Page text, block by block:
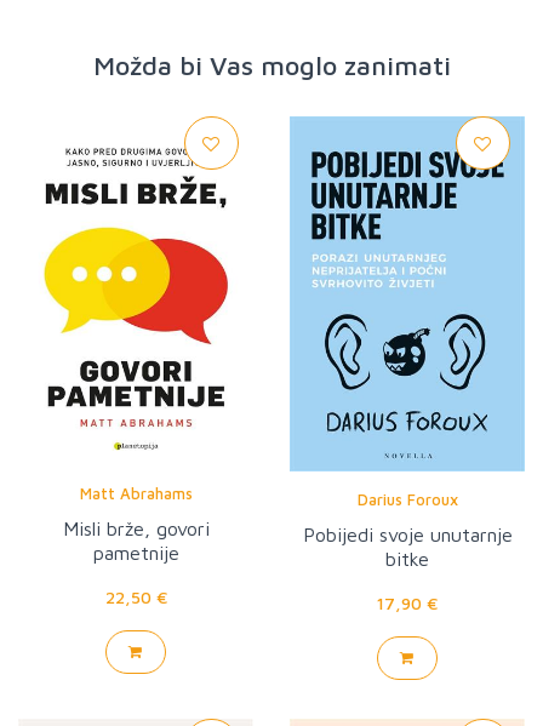
Možda bi Vas moglo zanimati
Matt Abrahams
Misli brže, govori
pametnije
22,50 €
Darius Foroux
Pobijedi svoje unutarnje
bitke
17,90 €